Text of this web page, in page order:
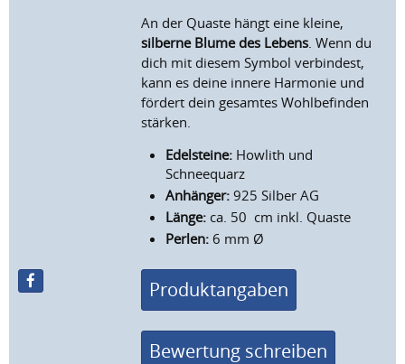
An der Quaste hängt eine kleine,
silberne Blume des Lebens. Wenn du
dich mit diesem Symbol verbindest,
kann es deine innere Harmonie und
fördert dein gesamtes Wohlbefinden
stärken.
Edelsteine: Howlith und
Schneequarz
Anhänger: 925 Silber AG
Länge: ca. 50 cm inkl. Quaste
Perlen: 6 mm Ø
Produktangaben
Bewertung schreiben